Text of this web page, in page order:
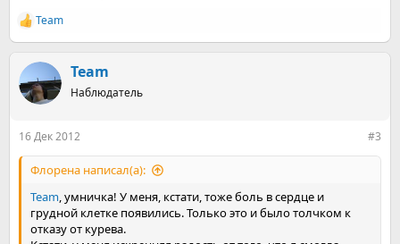
Р
е
к
ц
и
Team
Team
Наблюдатель
16 Дек 2012 #3
Флорена написал(а):
Team, умничка! У меня, кстати, тоже боль в сердце и
грудной клетке появились. Только это и было толчком к
отказу от курева.